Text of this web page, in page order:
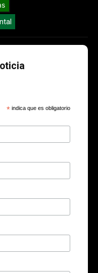
* indica que es obligatorio